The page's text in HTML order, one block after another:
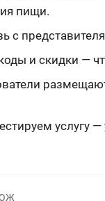
пищи.
с
и скидки —
услугу